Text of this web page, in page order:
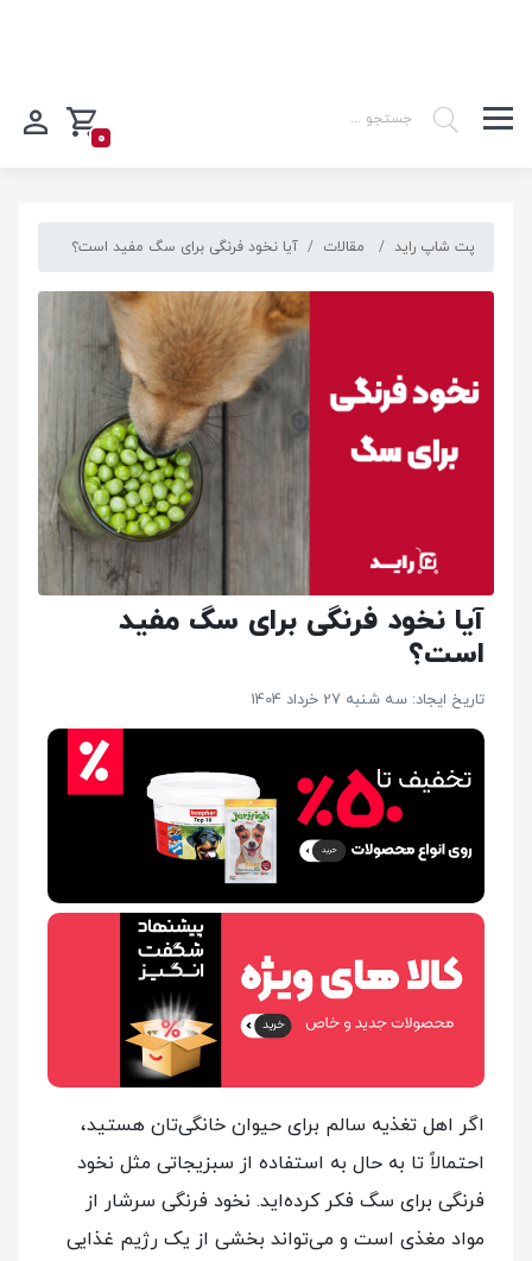
0
پت شاپ راید مقالات آیا نخود فرنگی برای سگ مفید است؟
آیا نخود فرنگی برای سگ مفید
است؟
تاریخ ایجاد: سه شنبه 27 خرداد 1404
اگر اهل تغذیه سالم برای حیوان خانگی‌تان هستید،
احتمالاً تا به حال به استفاده از سبزیجاتی مثل نخود
فرنگی برای سگ فکر کرده‌اید. نخود فرنگی سرشار از
مواد مغذی است و می‌تواند بخشی از یک رژیم غذایی